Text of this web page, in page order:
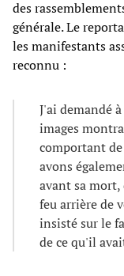
des
générale. Le
les manifestants
reconnu :
J'ai demandé
images
comportant de
avons
avant sa
feu arrière de
insisté sur le
de ce qu'il